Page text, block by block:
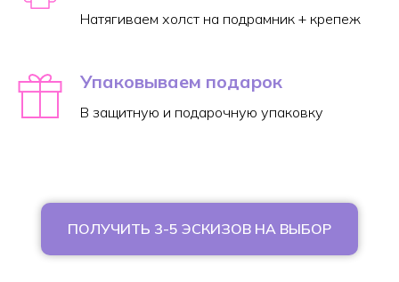
Натягиваем холст на подрамник + крепеж
Упаковываем подарок
В защитную и подарочную упаковку
ПОЛУЧИТЬ 3-5 ЭСКИЗОВ НА ВЫБОР